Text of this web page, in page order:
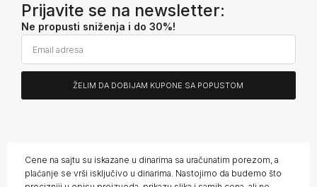
Prijavite se na newsletter:
Ne propusti sniženja i do 30%!
ŽELIM DA DOBIJAM KUPONE SA POPUSTOM
Cene na sajtu su iskazane u dinarima sa uračunatim porezom, a
plaćanje se vrši isključivo u dinarima. Nastojimo da budemo što